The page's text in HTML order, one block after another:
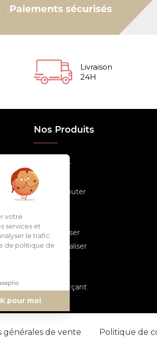
Livraison
24H
Nos Produits
> Relooker
> Habiller
> Chouchouter
> Customiser
> Personnaliser
> S'inspirer
> Commerçant
générales de vente Politique de